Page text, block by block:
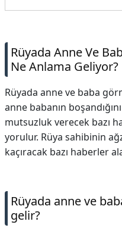
Rüyada Anne Ve
Ne Anlama Geliyor?
Rüyada anne ve baba
anne babanın
mutsuzluk verecek bazı
yorulur. Rüya sahibinin
kaçıracak bazı haberler
Rüyada anne ve
gelir?